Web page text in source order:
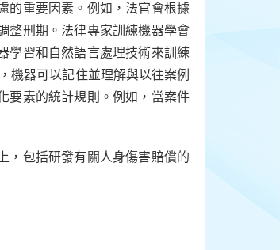
的重要因素。例如，法官會根據
整刑期。法律專家訓練機器學會
學習和自然語言處理技術來訓練
機器可以記住並理解與以往案例
要素的統計規則。例如，當案件
，包括研發有關人身傷害賠償的